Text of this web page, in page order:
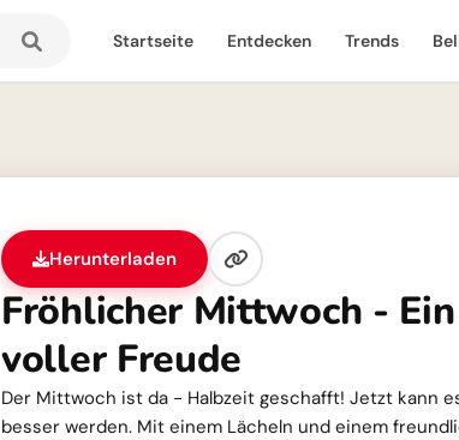
Startseite Entdecken Trends
Herunterladen
Fröhlicher Mittwoch -
voller Freude
Der Mittwoch ist da - Halbzeit geschafft! Jetzt kann
besser werden. Mit einem Lächeln und einem